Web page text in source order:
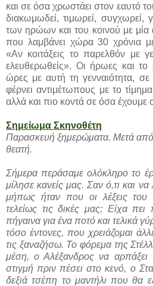
και σε όσα χρωστάει στον εαυτό
διακωμωδεί, τιμωρεί, συγχωρεί,
των ηρώων και του κοινού με μία
που λαμβάνει χώρα 30 χρόνια
«Αν κοιτάξεις το παρελθόν με
ελευθερωθείς». Οι ήρωες και το
ώρες με αυτή τη γενναιότητα,
φέρνει αντιμέτωπους με το
αλλά και πιο κοντά σε όσα έχουμε
Σημείωμα Σκηνοθέτη
Παρασκευή ξημερώματα. Μετά από
θεατή.
Σήμερα περάσαμε ολόκληρο το
μίλησε κανείς μας. Σαν ό,τι και
μήπως ήταν που οι λέξεις του
τελείως τις δικές μας; Είχα
πήγαινα για ένα ποτό και τελικά
τόσο έντονες, που χρειάζομαι
τις ξαναζήσω. Το φόρεμα της
μέση, ο Αλέξανδρος να αρπάξει
στιγμή πριν πέσει στο κενό, ο
δεξιά τσέπη το μαντήλι που θα